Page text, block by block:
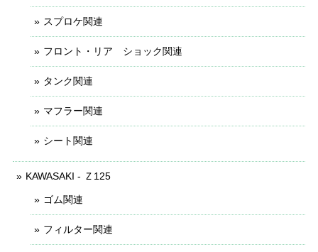
スプロケ関連
フロント・リア ショック関連
タンク関連
マフラー関連
シート関連
KAWASAKI - Ｚ125
ゴム関連
フィルター関連